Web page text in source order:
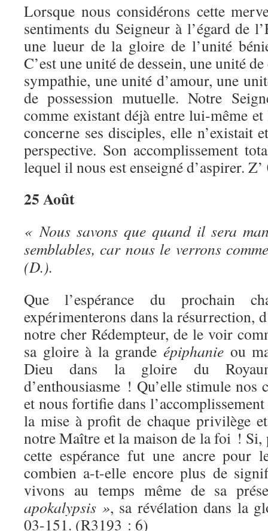
Lorsque nous considérons cette
sentiments du Seigneur à l’égard de
une lueur de la gloire de l’unité
C’est une unité de dessein, une unité
sympathie, une unité d’amour, une
de possession mutuelle. Notre
comme existant déjà entre lui-même
concerne ses disciples, elle n’existait
perspective. Son accomplissement
lequel il nous est enseigné d’aspirer.
25 Août
« Nous savons que quand il sera
semblables, car nous le verrons
(D.).
Que l’espérance du prochain
expérimenterons dans la résurrection,
notre cher Rédempteur, de le voir
sa gloire à la grande épiphanie ou
Dieu dans la gloire du
d’enthousiasme ! Qu’elle stimule nos
et nous fortifie dans
la mise à profit de chaque privilège
notre Maître et la maison de la foi ! Si,
cette espérance fut une ancre pour
combien a-t-elle encore plus de
vivons au temps même de sa
apokalypsis », sa révélation dans la
03-151. (R3193 : 6)